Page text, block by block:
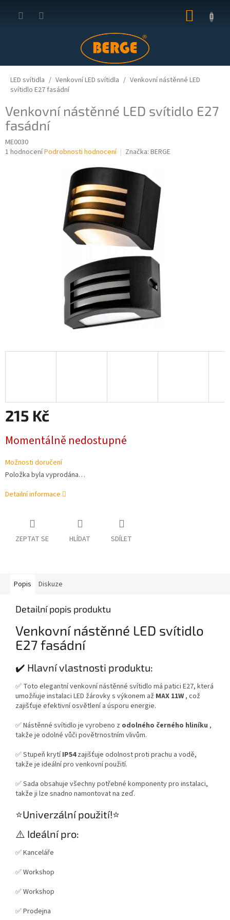
KOŠÍK
LED svítidla Venkovní LED svítidla
Venkovní nástěnné LED
svítidlo E27 fasádní
Venkovní nástěnné LED svítidlo E27
fasádní
ME0030
Průměrné
1 hodnoceníPodrobnosti hodnocení Značka: BERGE
215 Kč
cena:
Momentálně nedostupné
Možnosti doručení
Položka byla vyprodána…
Detailní informace
ZEPTAT SE HLÍDAT SDÍLET
Popis Diskuze
Detailní popis produktu
Venkovní nástěnné LED svítidlo
E27 fasádní
✔️ Hlavní vlastnosti produktu:
✅ Toto elegantní venkovní nástěnné svítidlo má patici E27, která
umožňuje instalaci LED žárovky s výkonem až MAX 11W , což
zajišťuje efektivní osvětlení a úsporu energie.
✅ Nástěnné svítidlo je vyrobeno z odolného černého hliníku ,
takže je odolné vůči povětrnostním vlivům.
✅ Stupeň krytíIP54zajišťuje odolnost proti prachu a vodě,
takže je ideální pro venkovní použití.
✅ Sada obsahuje všechny potřebné komponenty pro instalaci,
takže ji lze snadno namontovat na zeď.
⭐Univerzální použití!⭐
⚠️ Ideální pro:
✅ Kanceláře
✅ Workshop
✅ Workshop
✅ Prodejna